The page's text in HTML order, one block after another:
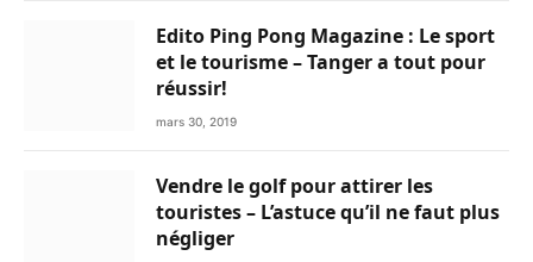
Edito Ping Pong Magazine : Le sport
et le tourisme – Tanger a tout pour
réussir!
mars 30, 2019
Vendre le golf pour attirer les
touristes – L’astuce qu’il ne faut plus
négliger